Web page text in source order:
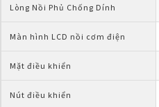
Lòng Nồi Phủ Chống Dính
Màn hình LCD nồi cơm điện
Mặt điều khiển
Nút điều khiển